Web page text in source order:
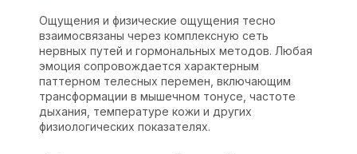
Ощущения и физические ощущения тесно
взаимосвязаны через комплексную сеть
нервных путей и гормональных методов. Любая
эмоция сопровождается характерным
паттерном телесных перемен, включающим
трансформации в мышечном тонусе, частоте
дыхания, температуре кожи и других
физиологических показателях.